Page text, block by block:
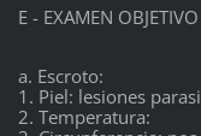
E - EXAMEN
a. Escroto:
1. Piel: lesiones
2. Temperatura: